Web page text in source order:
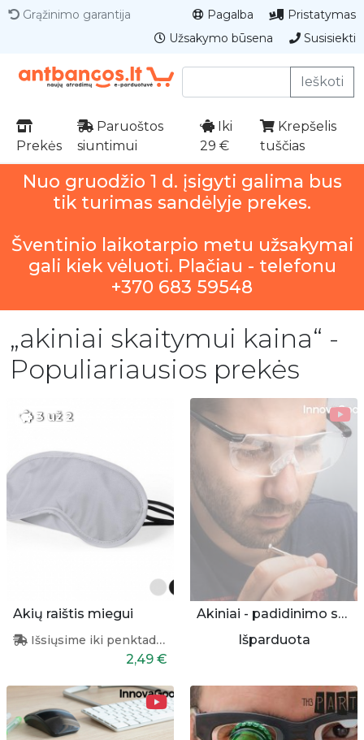
Grąžinimo garantija Pagalba
Pristatymas
Užsakymo būsena
Susisiekti
Ieškoti
Prekės
Paruoštos
siuntimui
Iki
29 €
Krepšelis
tuščias
Nuo gruodžio 1 d. įsigyti galima bus
tik turimas sandėlyje prekes.
Šventinio laikotarpio metu užsakymai
gali kiek vėluoti. Plačiau - telefonu
+370 683 59548
„akiniai skaitymui kaina“ -
Populiariausios prekės
3 už 2
Akių raištis miegui
Išsiųsime iki penktadienio
2,49 €
Akiniai - padidinimo stiklai
Išparduota